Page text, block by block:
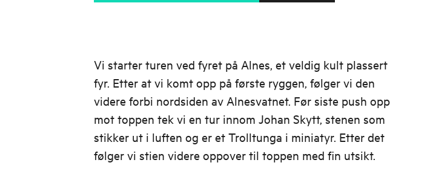
Vi starter turen ved fyret på Alnes, et veldig kult plassert
fyr. Etter at vi komt opp på første ryggen, følger vi den
videre forbi nordsiden av Alnesvatnet. Før siste push opp
mot toppen tek vi en tur innom Johan Skytt, stenen som
stikker ut i luften og er et Trolltunga i miniatyr. Etter det
følger vi stien videre oppover til toppen med fin utsikt.